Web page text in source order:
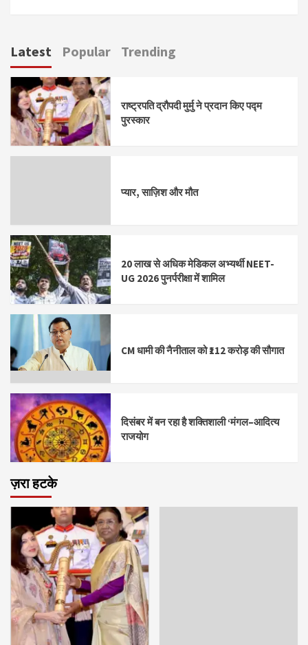
Latest Popular Trending
राष्ट्रपति द्रौपदी मुर्मु ने प्रदान किए पद्म
पुरस्कार
प्यार, साज़िश और मौत
20 लाख से अधिक मेडिकल अभ्यर्थी NEET-
UG 2026 पुनर्परीक्षा में शामिल
CM धामी की नैनीताल को ₹112 करोड़ की सौगात
दिसंबर में बन रहा है शक्तिशाली ‘मंगल–आदित्य
राजयोग
ज़रा हटके